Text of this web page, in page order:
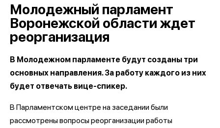
Молодежный парламент
Воронежской области ждет
реорганизация
В Молодежном парламенте будут созданы три
основных направления. За работу каждого из них
будет отвечать вице-спикер.
В Парламентском центре на заседании были
рассмотрены вопросы реорганизации работы